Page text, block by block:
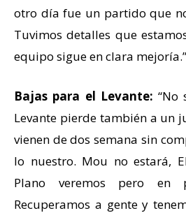
otro día fue un partido que
Tuvimos detalles que
equipo sigue en clara mejoría.”
Bajas para el Levante: “No
Levante pierde también a un
vienen de dos semana sin
lo nuestro. Mou no estará,
Plano veremos pero en
Recuperamos a gente y